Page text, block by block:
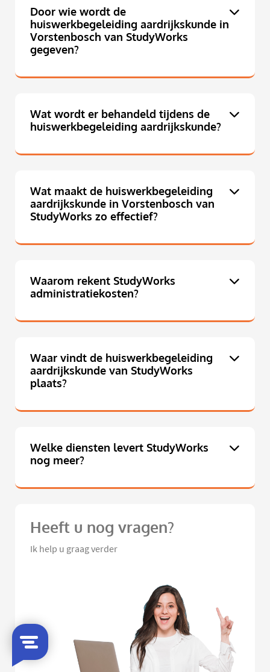
Door wie wordt de
huiswerkbegeleiding aardrijkskunde in
Vorstenbosch van StudyWorks
gegeven?
Wat wordt er behandeld tijdens de
huiswerkbegeleiding aardrijkskunde?
Wat maakt de huiswerkbegeleiding
aardrijkskunde in Vorstenbosch van
StudyWorks zo effectief?
Waarom rekent StudyWorks
administratiekosten?
Waar vindt de huiswerkbegeleiding
aardrijkskunde van StudyWorks
plaats?
Welke diensten levert StudyWorks
nog meer?
Heeft u nog vragen?
Ik help u graag verder